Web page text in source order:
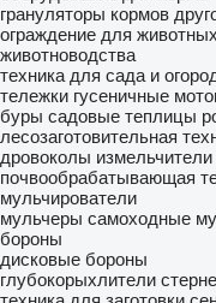
грануляторы кормов
ограждение для животных
животноводства
техника для сада и
тележки гусеничные
буры садовые теплицы
лесозаготовительная
дровоколы измельчители
почвообрабатывающая
мульчирователи
мульчеры самоходные
бороны
дисковые бороны
глубокорыхлители